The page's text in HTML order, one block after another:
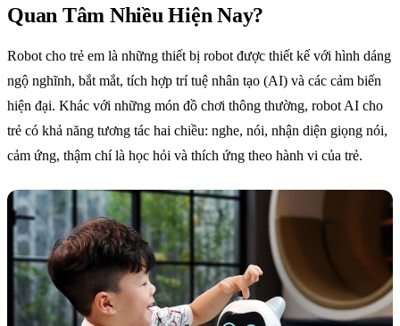
Quan Tâm Nhiều Hiện Nay?
Robot cho trẻ em là những thiết bị robot được thiết kế với hình dáng
ngộ nghĩnh, bắt mắt, tích hợp trí tuệ nhân tạo (AI) và các cảm biến
hiện đại. Khác với những món đồ chơi thông thường, robot AI cho
trẻ có khả năng tương tác hai chiều: nghe, nói, nhận diện giọng nói,
cảm ứng, thậm chí là học hỏi và thích ứng theo hành vi của trẻ.